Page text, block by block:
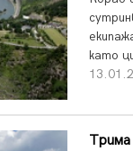
като
Трима